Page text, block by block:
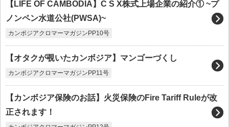
【LIFE OF CAMBODIA】C S X株式上場企業の紹介① ~プ
ノンペン水道公社(PWSA)~
カンボジアクロマーマガジンPP10号
【オタクが覗いたカンボジア】マンゴーづくし
カンボジアクロマーマガジンPP11号
【カンボジア保険のお話】火災保険のFire Tariff Ruleが改
正されます！